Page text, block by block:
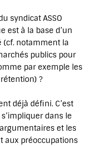
syndicat ASSO
est à la base d’un
notamment la
publics pour
par exemple les
?
déjà défini. C’est
dans le
et les
aux préoccupations